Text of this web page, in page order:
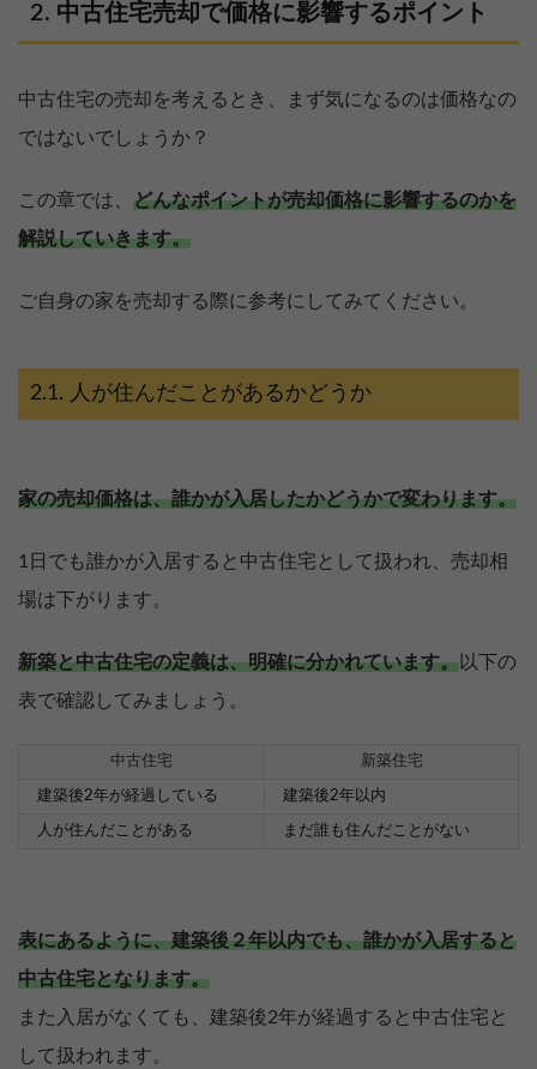
中古住宅売却で価格に影響するポイント
中古住宅の売却を考えるとき、まず気になるのは価格なの
ではないでしょうか？
この章では、 どんなポイントが売却価格に影響するのかを
解説していきます。
ご自身の家を売却する際に参考にしてみてください。
人が住んだことがあるかどうか
家の売却価格は、誰かが入居したかどうかで変わります。
1日でも誰かが入居すると中古住宅として扱われ、売却相
場は下がります。
新築と中古住宅の定義は、明確に分かれています。以下の
表で確認してみましょう。
中古住宅 新築住宅
建築後2年が経過している 建築後2年以内
人が住んだことがある まだ誰も住んだことがない
表にあるように、建築後２年以内でも、誰かが入居すると
中古住宅となります。
また入居がなくても、建築後2年が経過すると中古住宅と
して扱われます。